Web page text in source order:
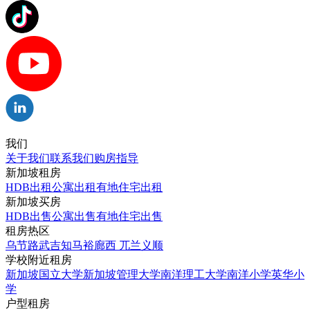
我们
关于我们联系我们购房指导
新加坡租房
HDB出租公寓出租有地住宅出租
新加坡买房
HDB出售公寓出售有地住宅出售
租房热区
乌节路武吉知马裕廊西 兀兰 义顺
学校附近租房
新加坡国立大学新加坡管理大学南洋理工大学南洋小学英华小
学
户型租房